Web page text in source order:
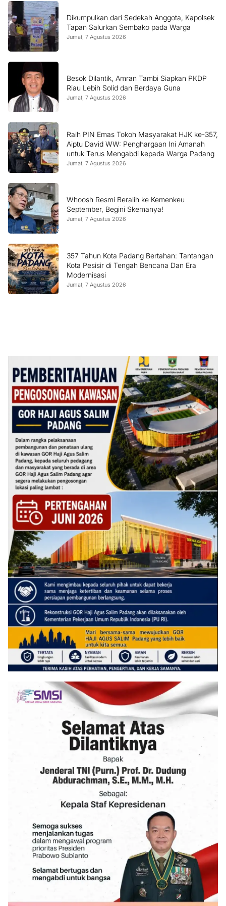
Dikumpulkan dari Sedekah Anggota, Kapolsek
Tapan Salurkan Sembako pada Warga
Jumat, 7 Agustus 2026
Besok Dilantik, Amran Tambi Siapkan PKDP
Riau Lebih Solid dan Berdaya Guna
Jumat, 7 Agustus 2026
Raih PIN Emas Tokoh Masyarakat HJK ke-357,
Aiptu David WW: Penghargaan Ini Amanah
untuk Terus Mengabdi kepada Warga Padang
Jumat, 7 Agustus 2026
Whoosh Resmi Beralih ke Kemenkeu
September, Begini Skemanya!
Jumat, 7 Agustus 2026
357 Tahun Kota Padang Bertahan: Tantangan
Kota Pesisir di Tengah Bencana Dan Era
Modernisasi
Jumat, 7 Agustus 2026